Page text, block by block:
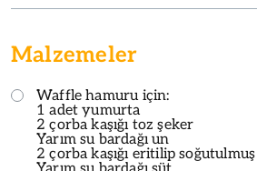
Malzemeler
Waffle hamuru için:
1 adet yumurta
2 çorba kaşığı toz şeker
Yarım su bardağı un
2 çorba kaşığı eritilip